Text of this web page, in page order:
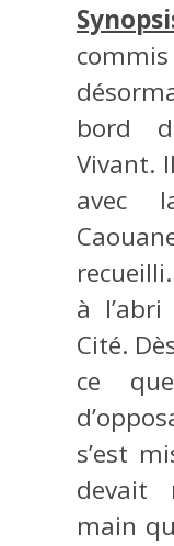
bord
Vivant.
avec
à
Cité.
ce
s’est
devait
main